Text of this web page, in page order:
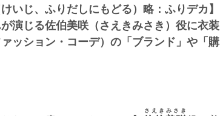
いじ、ふりだしにもどる）略：ふりデカ】
演じる佐伯美咲（さえきみさき）役に衣装
ッション・コーデ）の「ブランド」や「購
さえきみさき